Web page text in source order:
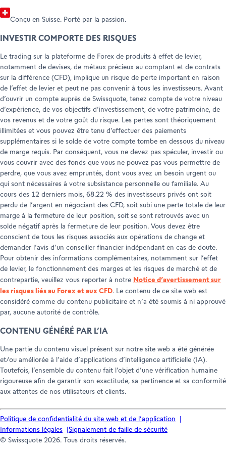
Conçu en Suisse. Porté par la passion.
INVESTIR COMPORTE DES RISQUES
Le trading sur la plateforme de Forex de produits à effet de levier,
notamment de devises, de métaux précieux au comptant et de contrats
sur la différence (CFD), implique un risque de perte important en raison
de l’effet de levier et peut ne pas convenir à tous les investisseurs. Avant
d’ouvrir un compte auprès de Swissquote, tenez compte de votre niveau
d’expérience, de vos objectifs d’investissement, de votre patrimoine, de
vos revenus et de votre goût du risque. Les pertes sont théoriquement
illimitées et vous pouvez être tenu d’effectuer des paiements
supplémentaires si le solde de votre compte tombe en dessous du niveau
de marge requis. Par conséquent, vous ne devez pas spéculer, investir ou
vous couvrir avec des fonds que vous ne pouvez pas vous permettre de
perdre, que vous avez empruntés, dont vous avez un besoin urgent ou
qui sont nécessaires à votre subsistance personnelle ou familiale. Au
cours des 12 derniers mois, 68.22 % des investisseurs privés ont soit
perdu de l’argent en négociant des CFD, soit subi une perte totale de leur
marge à la fermeture de leur position, soit se sont retrouvés avec un
solde négatif après la fermeture de leur position. Vous devez être
conscient de tous les risques associés aux opérations de change et
demander l’avis d’un conseiller financier indépendant en cas de doute.
Pour obtenir des informations complémentaires, notamment sur l’effet
de levier, le fonctionnement des marges et les risques de marché et de
contrepartie, veuillez vous reporter à notre Notice d’avertissement sur
les risques liés au Forex et aux CFD. Le contenu de ce site web est
considéré comme du contenu publicitaire et n’a été soumis à ni approuvé
par, aucune autorité de contrôle.
CONTENU GÉNÉRÉ PAR L’IA
Une partie du contenu visuel présent sur notre site web a été générée
et/ou améliorée à l’aide d’applications d’intelligence artificielle (IA).
Toutefois, l’ensemble du contenu fait l’objet d’une vérification humaine
rigoureuse afin de garantir son exactitude, sa pertinence et sa conformité
aux attentes de nos utilisateurs et clients.
Politique de confidentialité du site web et de l’application
Informations légales
Signalement de faille de sécurité
© Swissquote 2026. Tous droits réservés.